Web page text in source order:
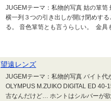
JUGEMテーマ：私物的写真 姑の箪
横一列３つの引き出しが開け閉めす
る。 音色箪笥とも言うらしい。 金具
望遠レンズ
JUGEMテーマ：私物的写真 バイト
OLYMPUS M.ZUIKO DIGITAL ED
古なんだけど… ホントはシルバーが